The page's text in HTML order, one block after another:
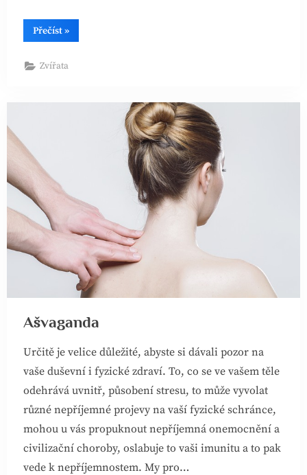
Přečíst“Klíčky
se
zpestření
»
Zvířata
Ašvaganda
Určitě je velice důležité, abyste si dávali pozor na
vaše duševní i fyzické zdraví. To, co se ve vašem těle
odehrává uvnitř, působení stresu, to může vyvolat
různé nepříjemné projevy na vaší fyzické schránce,
mohou u vás propuknout nepříjemná onemocnění a
civilizační choroby, oslabuje to vaši imunitu a to pak
vede k nepříjemnostem. My pro…